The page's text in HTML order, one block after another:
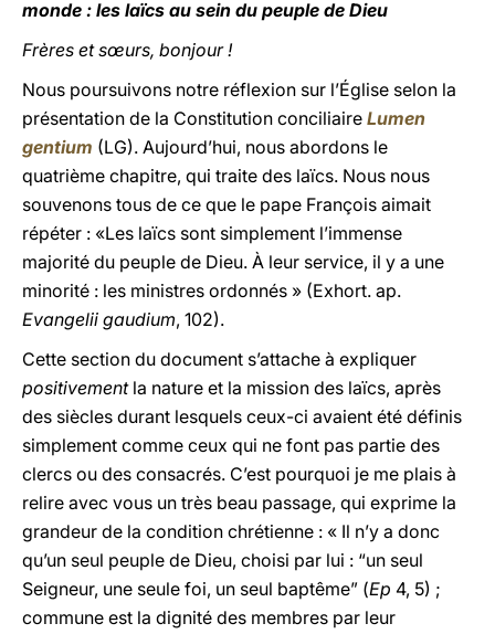
monde : les laïcs au sein du peuple de Dieu
Frères et sœurs, bonjour !
Nous poursuivons notre réflexion sur l’Église selon la
présentation de la Constitution conciliaire Lumen
gentium (LG). Aujourd’hui, nous abordons le
quatrième chapitre, qui traite des laïcs. Nous nous
souvenons tous de ce que le pape François aimait
répéter : «Les laïcs sont simplement l’immense
majorité du peuple de Dieu. À leur service, il y a une
minorité : les ministres ordonnés » (Exhort. ap.
Evangelii gaudium, 102).
Cette section du document s’attache à expliquer
positivementla nature et la mission des laïcs, après
des siècles durant lesquels ceux-ci avaient été définis
simplement comme ceux qui ne font pas partie des
clercs ou des consacrés. C’est pourquoi je me plais à
relire avec vous un très beau passage, qui exprime la
grandeur de la condition chrétienne : « Il n’y a donc
qu’un seul peuple de Dieu, choisi par lui : “un seul
Seigneur, une seule foi, un seul baptême” (Ep 4, 5) ;
commune est la dignité des membres par leur